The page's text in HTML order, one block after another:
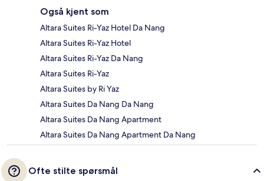
Også kjent som
Altara Suites Ri-Yaz Hotel Da Nang
Altara Suites Ri-Yaz Hotel
Altara Suites Ri-Yaz Da Nang
Altara Suites Ri-Yaz
Altara Suites by Ri Yaz
Altara Suites Da Nang Da Nang
Altara Suites Da Nang Apartment
Altara Suites Da Nang Apartment Da Nang
Ofte stilte spørsmål